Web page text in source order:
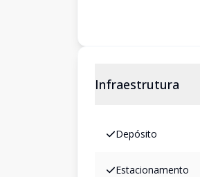
Infraestrutura
Depósito
Estacionamento